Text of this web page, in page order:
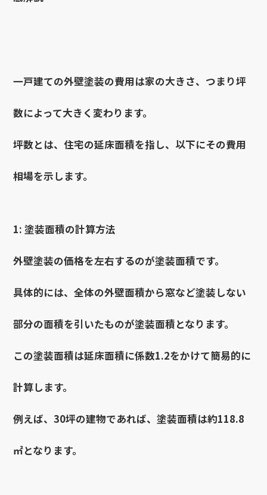
一戸建ての外壁塗装の費用は家の大きさ、つまり坪
数によって大きく変わります。
坪数とは、住宅の延床面積を指し、以下にその費用
相場を示します。
1: 塗装面積の計算方法
外壁塗装の価格を左右するのが塗装面積です。
具体的には、全体の外壁面積から窓など塗装しない
部分の面積を引いたものが塗装面積となります。
この塗装面積は延床面積に係数1.2をかけて簡易的に
計算します。
例えば、30坪の建物であれば、塗装面積は約118.8
㎡となります。